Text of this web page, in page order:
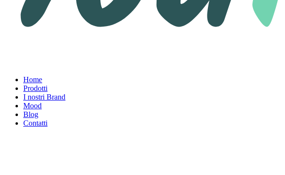
Home
Prodotti
I nostri Brand
Mood
Blog
Contatti